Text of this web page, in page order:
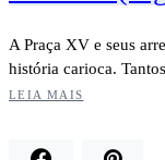
A Praça XV e seus
história carioca.
LEIA MAIS